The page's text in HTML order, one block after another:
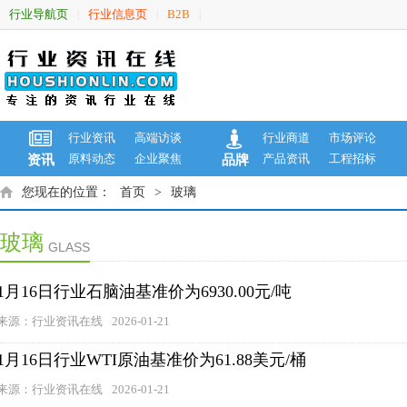
行业导航页 行业信息页 B2B
资讯
行业资讯
高端访谈
原料动态
企业聚焦 品牌
行业商道
市场评论
产品资讯
工程招标
您现在的位置： 首页 > 玻璃
玻璃 GLASS
月16日行业石脑油基准价为6930.00元/吨
源：行业资讯在线 2026-01-21
月16日行业WTI原油基准价为61.88美元/桶
源：行业资讯在线 2026-01-21